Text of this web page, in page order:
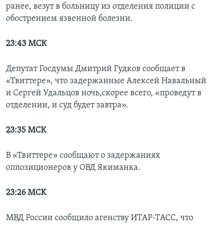
ранее, везут в больницу из отделения полиции с
обострением язвенной болезни.
23:43 МСК
Депутат Госдумы Дмитрий Гудков сообщает в
«Твиттере», что задержанные Алексей Навальный
и Сергей Удальцов ночь,скорее всего, «проведут в
отделении, и суд будет завтра».
23:35 МСК
В «Твиттере» сообщают о задержаниях
оппозиционеров у ОВД Якиманка.
23:26 MCK
МВД России сообщило агенству ИТАР-ТАСС, что